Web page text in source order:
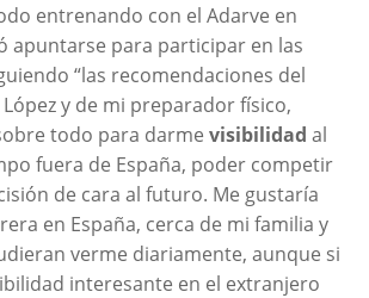
entrenando con el Adarve en
apuntarse para participar en las
“las recomendaciones del
y de mi preparador físico,
todo para darme visibilidad al
fuera de España, poder competir
de cara al futuro. Me gustaría
en España, cerca de mi familia y
verme diariamente, aunque si
interesante en el extranjero